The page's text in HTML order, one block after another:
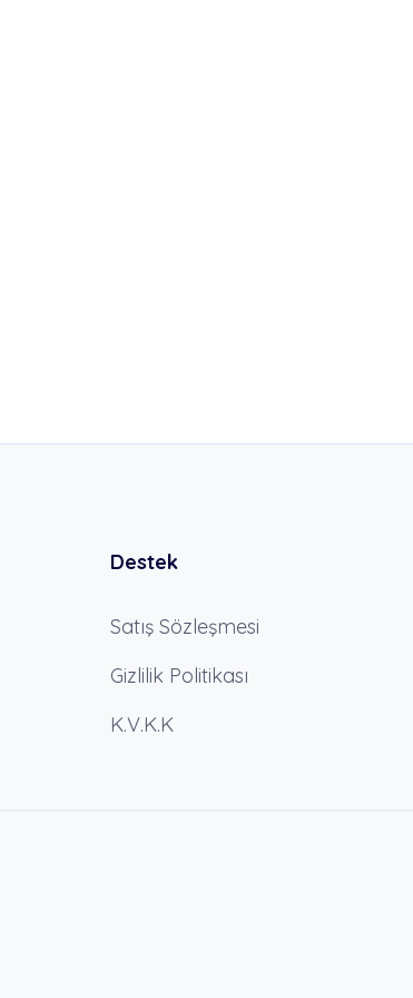
Destek
Satış Sözleşmesi
Gizlilik Politikası
K.V.K.K